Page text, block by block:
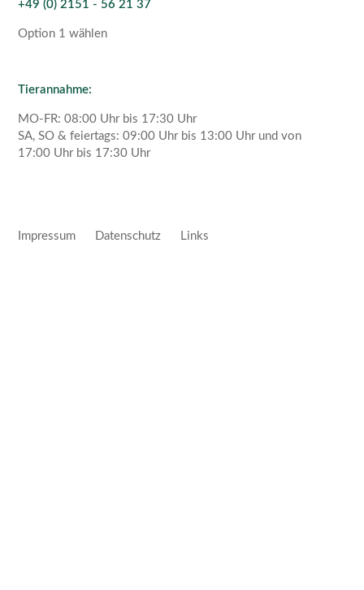
+49 (0) 2151 - 56 21 37
Option 1 wählen
Tierannahme:
MO-FR: 08:00 Uhr bis 17:30 Uhr
SA, SO & feiertags: 09:00 Uhr bis 13:00 Uhr und von
17:00 Uhr bis 17:30 Uhr
Impressum Datenschutz Links